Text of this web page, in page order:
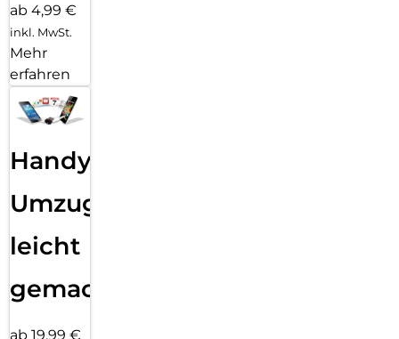
ab 4,99 €
inkl. MwSt.
Mehr
erfahren
Handy
Umzug
leicht
gemacht!
ab 19,99 €